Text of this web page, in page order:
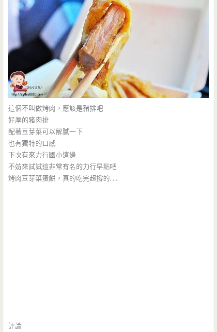
這個不叫做烤肉，應該是豬排吧
好厚的豬肉排
配著豆芽菜可以解膩一下
也有獨特的口感
下次有來力行國小這邊
不妨來試試這非常有名的力行早點吧
烤肉豆芽菜蛋餅，真的吃完超撐的……
評論